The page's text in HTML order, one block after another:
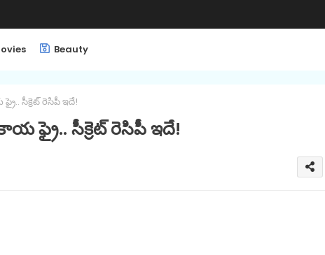
Beauty
సీక్రెట్ రెసిపీ ఇదే!
ఫ్రై.. సీక్రెట్ రెసిపీ ఇదే!